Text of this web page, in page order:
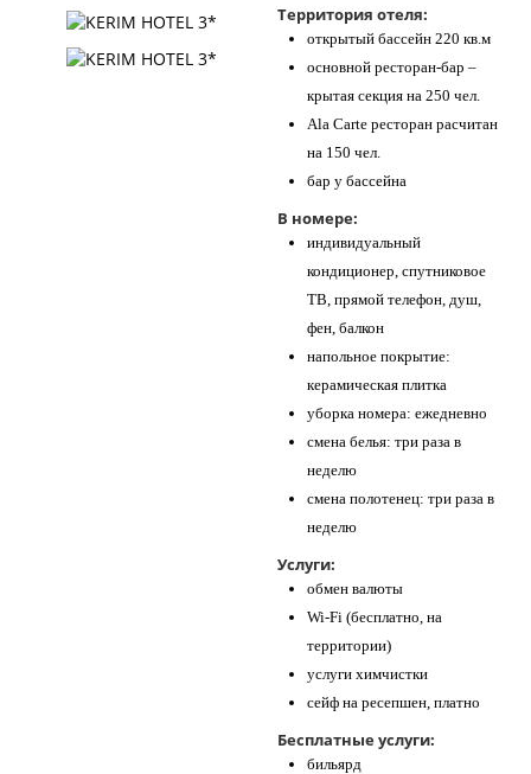
Территория отеля:
открытый бассейн 220 кв.м
основной ресторан-бар –
крытая секция на 250 чел.
Ala Carte ресторан расчитан
на 150 чел.
бар у бассейна
В номере:
индивидуальный
кондиционер, спутниковое
ТВ, прямой телефон, душ,
фен, балкон
напольное покрытие:
керамическая плитка
уборка номера: ежедневно
смена белья: три раза в
неделю
смена полотенец: три раза в
неделю
Услуги:
обмен валюты
Wi-Fi (бесплатно, на
территории)
услуги химчистки
сейф на ресепшен, платно
Бесплатные услуги:
бильярд